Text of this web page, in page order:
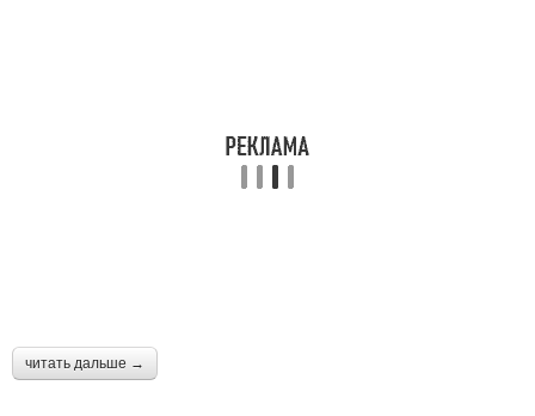
читать дальше →